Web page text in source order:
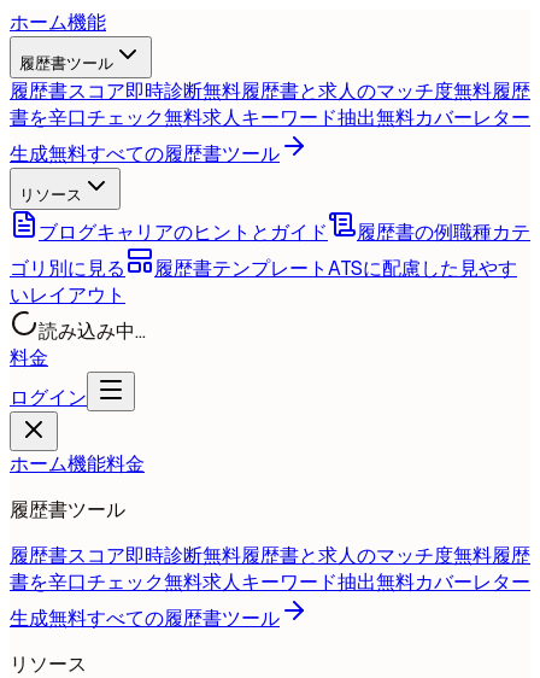
ホーム機能
履歴書ツール
履歴書スコア即時診断無料履歴書と求人のマッチ度無料履歴
書を辛口チェック無料求人キーワード抽出無料カバーレター
生成無料すべての履歴書ツール
リソース
ブログキャリアのヒントとガイド 履歴書の例職種カテ
ゴリ別に見る
履歴書テンプレートATSに配慮した見やす
いレイアウト
読み込み中...
料金
ログイン
ホーム機能料金
履歴書ツール
履歴書スコア即時診断無料履歴書と求人のマッチ度無料履歴
書を辛口チェック無料求人キーワード抽出無料カバーレター
生成無料すべての履歴書ツール
リソース